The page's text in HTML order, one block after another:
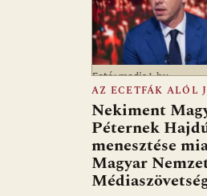
Fotó: media1.hu
AZ ECETFÁK ALÓL
Nekiment
Péternek
menesztése
Magyar